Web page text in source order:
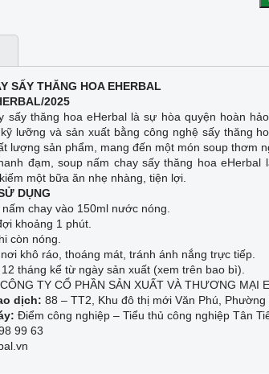
SẤY THĂNG HOA EHERBAL
2025
sấy thăng hoa eHerbal là sự hòa quyện hoàn
lưỡng và sản xuất bằng công nghệ sấy thăng
lượng sản phẩm, mang đến một món soup thơm
đạm, soup nấm chay sấy thăng hoa
một bữa ăn nhẹ nhàng, tiện lợi.
DỤNG
chay vào 150ml nước nóng.
khoảng 1 phút.
còn nóng.
khô ráo, thoáng mát, tránh ánh nắng trực tiếp.
12 tháng kể từ ngày sản xuất (xem trên bao bì).
CÔNG TY CỔ PHẦN SẢN XUẤT VÀ THƯƠNG MẠI
dịch: 88 – TT2, Khu đô thị mới Văn Phú,
Điểm công nghiệp – Tiểu thủ công nghiệp Tân
99 63